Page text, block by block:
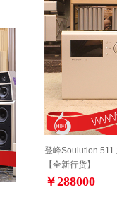
登峰Soulution 511
【全新行货】
￥288000